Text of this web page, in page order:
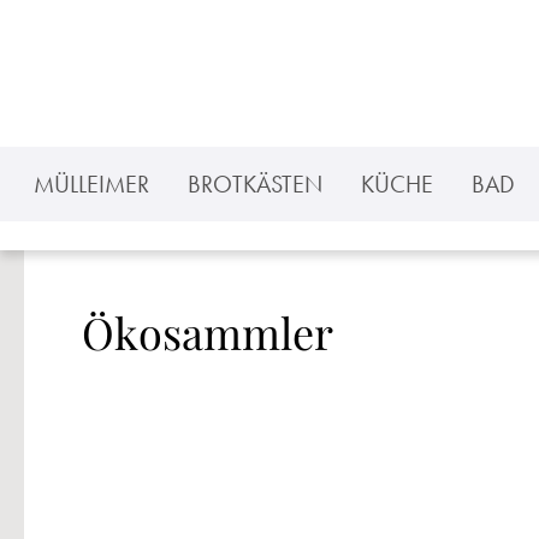
MÜLLEIMER BROTKÄSTEN KÜCHE BAD
Ökosammler